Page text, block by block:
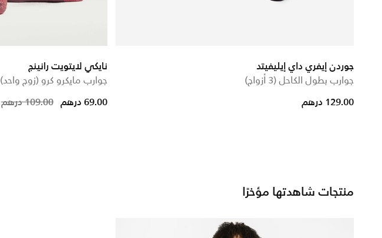
جوردن إيفري داي إيليفيتد
جوارب بطول الكاحل (3 أزواج)
129.00 درهم
نايكي لايتويت رانينج
جوارب مايكرو كرو (زوج واحد)
Price reduced from109.00 درهم to 69.00 درهم
منتجات شاهدتها مؤخرًا